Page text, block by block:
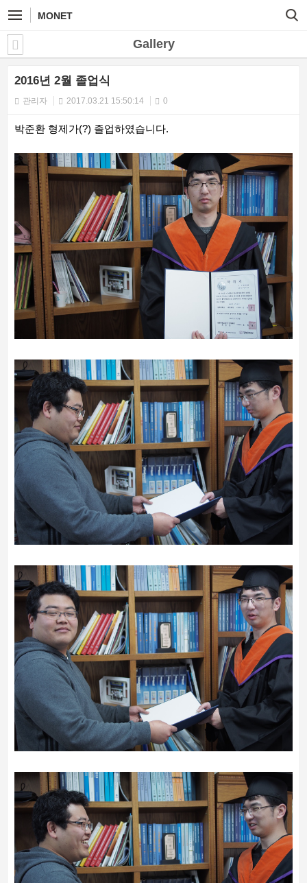
MONET
Gallery
2016년 2월 졸업식
관리자 2017.03.21 15:50:14 0
박준환 형제가(?) 졸업하였습니다.